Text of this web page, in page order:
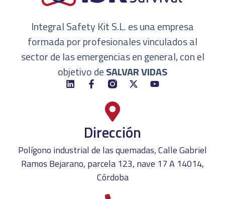
Integral Safety Kit S.L. es una empresa
formada por profesionales vinculados al
sector de las emergencias en general, con el
objetivo deSALVAR VIDAS
Dirección
Polígono industrial de las quemadas, Calle Gabriel
Ramos Bejarano, parcela 123, nave 17 A 14014,
Córdoba